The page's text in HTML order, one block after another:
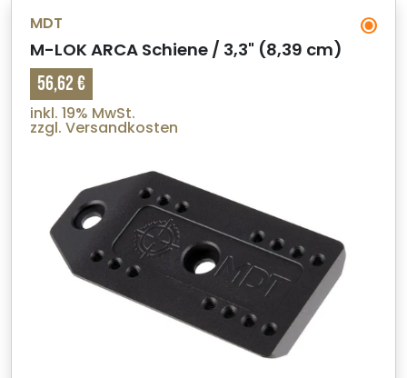
MDT
M-LOK ARCA Schiene / 3,3" (8,39 cm)
56,62 €
inkl. 19% MwSt.
zzgl. Versandkosten